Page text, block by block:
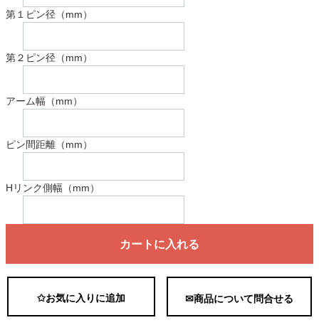
第１ピン径（mm）
第２ピン径（mm）
アーム幅（mm）
ピン間距離（mm）
Hリンク側幅（mm）
カートに入れる
✩お気に入りに追加 ✉商品について問合せる